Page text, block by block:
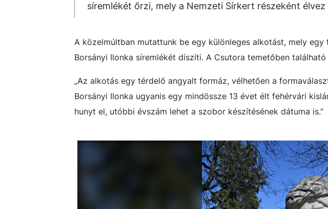
síremlékét őrzi, mely a Nemzeti Sírkert részeként
A közelmúltban mutattunk be egy különleges alkotást, mely
Borsányi Ilonka síremlékét díszíti. A Csutora temetőben
„Az alkotás egy térdelő angyalt formáz, vélhetően a
Borsányi Ilonka ugyanis egy mindössze 13 évet élt fehérvári
hunyt el, utóbbi évszám lehet a szobor készítésének dátuma is.”